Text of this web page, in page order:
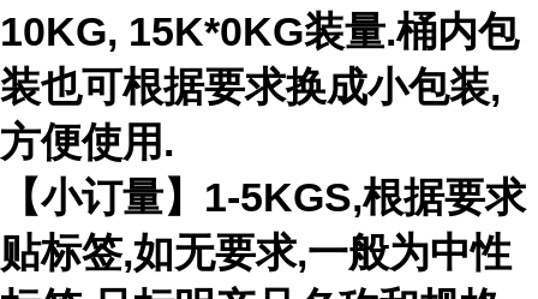
10KG, 15K*0KG装量.桶内包
装也可根据要求换成小包装,
方便使用.
【小订量】1-5KGS,根据要求
贴标签,如无要求,一般为中性